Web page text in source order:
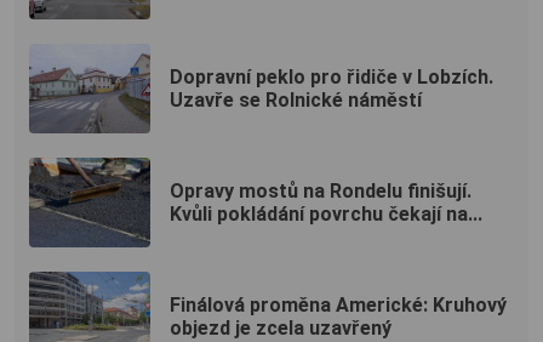
Dopravní peklo pro řidiče v Lobzích.
Uzavře se Rolnické náměstí
Opravy mostů na Rondelu finišují.
Kvůli pokládání povrchu čekají na...
Finálová proměna Americké: Kruhový
objezd je zcela uzavřený